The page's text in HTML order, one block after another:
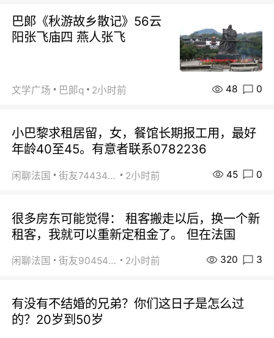
巴郞《秋游故乡散记》56云
阳张飞庙四 燕人张飞
文学广场 巴郞q 2小时前 48 0
小巴黎求租居留，女，餐馆长期报工用，最好
年龄40至45。有意者联系0782236
闲聊法国 街友74434350 2小时前 45 0
很多房东可能觉得： 租客搬走以后，换一个新
租客，我就可以重新定租金了。 但在法国
闲聊法国 街友90454511 2小时前 320 3
有没有不结婚的兄弟？你们这日子是怎么过
的？20岁到50岁